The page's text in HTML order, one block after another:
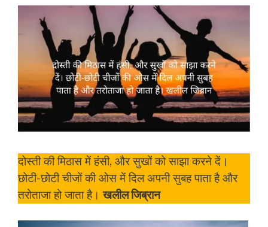
दोस्ती की मिठास में हंसी, और सुखों को साझा करने दें।
छोटी-छोटी चीजों की ओस में दिल अपनी सुबह पाता है और
तरोताजा हो जाता है।खलील जिब्रान